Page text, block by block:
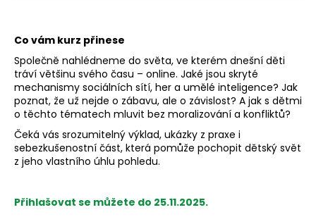
Co vám kurz přinese
Společně nahlédneme do světa, ve kterém dnešní děti
tráví většinu svého času – online. Jaké jsou skryté
mechanismy sociálních sítí, her a umělé inteligence? Jak
poznat, že už nejde o zábavu, ale o závislost? A jak s dětmi
o těchto tématech mluvit bez moralizování a konfliktů?
Čeká vás srozumitelný výklad, ukázky z praxe i
sebezkušenostní část, která pomůže pochopit dětský svět
z jeho vlastního úhlu pohledu.
Přihlašovat se můžete do 25.11.2025.